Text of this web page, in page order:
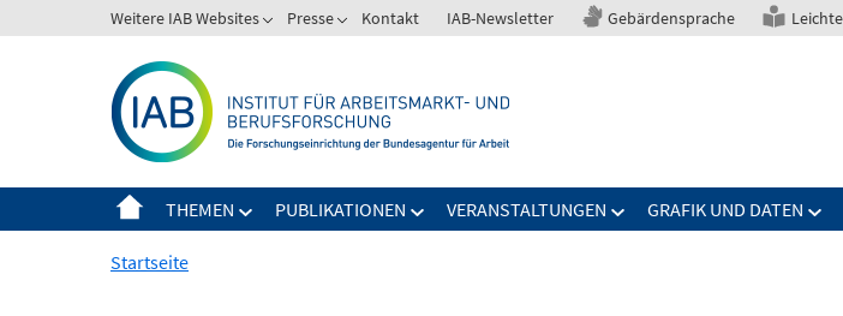
zum
Weitere IAB Websites Presse Kontakt IAB-Newsletter Gebärdensprache
THEMEN PUBLIKATIONEN VERANSTALTUNGEN GRAFIK UND DATEN
Startseite